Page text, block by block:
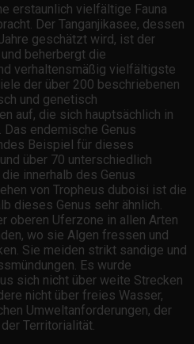
erstaunlich vielfältige Fauna
Der Tanganjikasee, dessen
geschätzt wird, ist der
beherbergt die
verhaltensmäßig vielfältigste
der über 200 beschriebenen
und genetisch
auf, die sich hauptsächlich in
Das endemische Genus
Beispiel für dieses
über 70 unterschiedlich
innerhalb des Genus
von Tropheus duboisi ist die
dieses Genus sehr ähnlich.
oberen Uferzone in allen Arten
wo sie Algen fressen und
Sie meiden strikt sandige und
Es wurde
sich nicht über weite Strecken
nicht über freies Wasser,
Umweltanforderungen, der
Territorialität.